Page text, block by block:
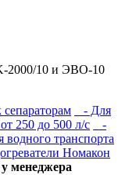
2000/10 и ЭВО-10
- Для
250 до 500 л/с
-
транспорта
Номакон
менеджера